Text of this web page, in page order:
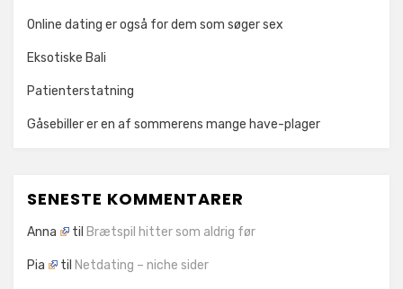
Online dating er også for dem som søger sex
Eksotiske Bali
Patienterstatning
Gåsebiller er en af sommerens mange have-plager
SENESTE KOMMENTARER
Anna til Brætspil hitter som aldrig før
Pia til Netdating – niche sider